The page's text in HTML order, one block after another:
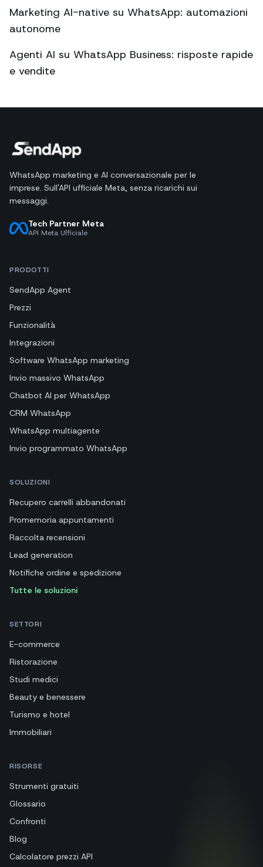
Marketing AI-native su WhatsApp: automazioni
autonome
Agenti AI su WhatsApp Business: risposte rapide
e vendite
WhatsApp marketing e AI conversazionale per le
imprese. Sull'API ufficiale Meta, senza ricarichi sui
messaggi.
Tech Partner Meta
API Meta Ufficiale
PRODOTTI
SendApp Agent
Prezzi
Funzionalità
Integrazioni
Software WhatsApp marketing
Invio massivo WhatsApp
Chatbot AI per WhatsApp
CRM WhatsApp
WhatsApp multiagente
Invio programmato WhatsApp
SOLUZIONI
Recupero carrelli abbandonati
Promemoria appuntamenti
Raccolta recensioni
Lead generation
Notifiche ordine e spedizione
Tutte le soluzioni
SETTORI
E-commerce
Ristorazione
Studi medici
Beauty e benessere
Turismo e hotel
Immobiliari
RISORSE
Strumenti gratuiti
Glossario
Confronti
Blog
Calcolatore prezzi API